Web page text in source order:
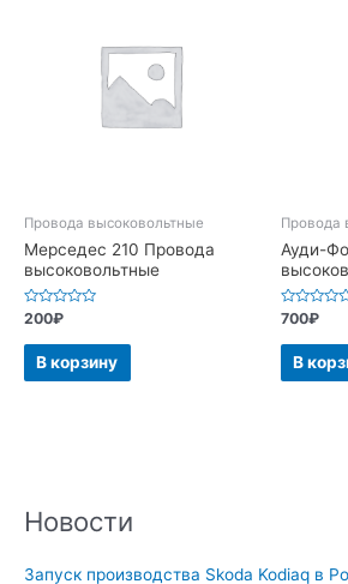
Новости
Запуск производства Skoda Kodiaq в
Провода высоковольтные
Мерседес 210 Провода
высоковольтные
Оценка
0
из
200₽
В корзину
Провода
Ауди-
Оценка
0
из
700₽
В